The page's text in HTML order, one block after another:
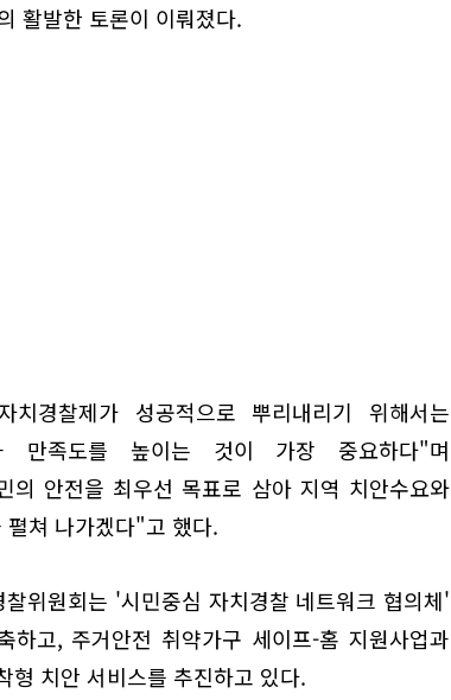
활발한 토론이 이뤄졌다.
경찰제가 성공적으로 뿌리내리기 위해서는
만족도를 높이는 것이 가장 중요하다"며
의 안전을 최우선 목표로 삼아 지역 치안수요와
펼쳐 나가겠다"고 했다.
위원회는 '시민중심 자치경찰 네트워크 협의체'
하고, 주거안전 취약가구 세이프-홈 지원사업과
형 치안 서비스를 추진하고 있다.